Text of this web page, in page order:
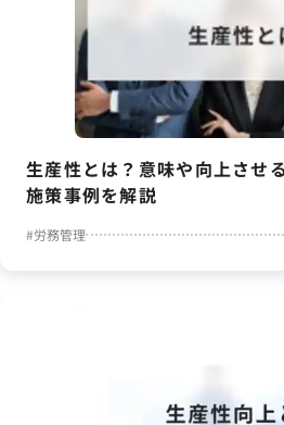
生産性とは？意味や向上させ
施策事例を解説
#労務管理